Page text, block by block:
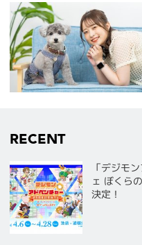
RECENT
「デジモ
ェ ぼくら
決定！